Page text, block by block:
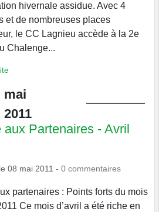
hivernale assidue. Avec 4
et de nombreuses places
le CC Lagnieu accède à la 2e
Chalenge...
mai
2011
aux Partenaires - Avril
08 mai 2011 - 0 commentaires
partenaires : Points forts du mois
Ce mois d’avril a été riche en